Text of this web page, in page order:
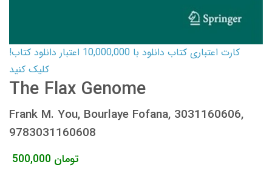
کارت اعتباری کتاب دانلود با 10,000,000 اعتبار دانلود کتاب!
کلیک کنید
The Flax Genome
Frank M. You, Bourlaye Fofana, 3031160606,
9783031160608
500,000 تومان